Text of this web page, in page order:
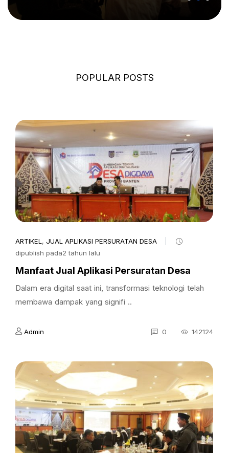
POPULAR POSTS
ARTIKEL , JUAL APLIKASI PERSURATAN DESA
dipublish pada2 tahun lalu
Manfaat Jual Aplikasi Persuratan Desa
Dalam era digital saat ini, transformasi teknologi telah
membawa dampak yang signifi ..
Admin 0 142124